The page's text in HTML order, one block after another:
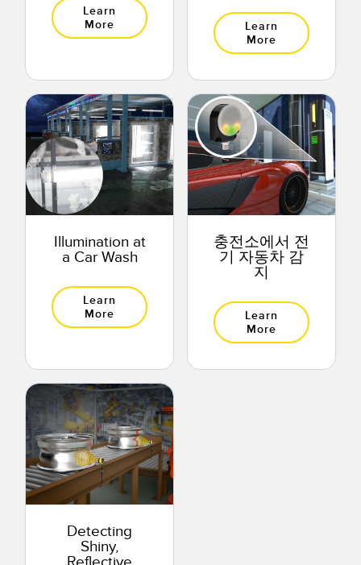
Learn
More
Learn
More
Illumination at
a Car Wash
Learn
More
충전소에서 전
기 자동차 감
지
Learn
More
Detecting
Shiny,